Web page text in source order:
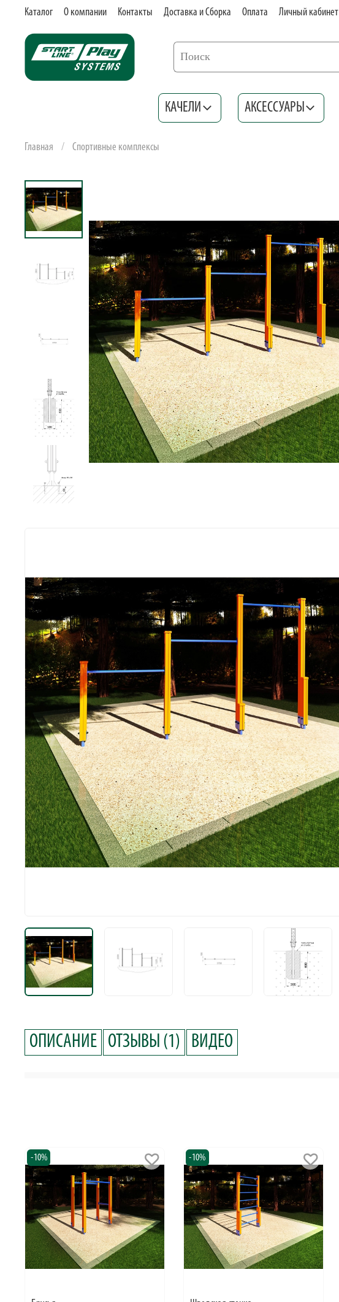
Каталог О компании Контакты Доставка и Сборка Оплата Личный кабинет
КАЧЕЛИ АКСЕССУАРЫ
Главная Спортивные комплексы
ОПИСАНИЕ ОТЗЫВЫ (1) ВИДЕО
-10% -10%